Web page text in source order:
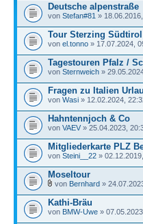
Deutsche alpenstraße
von Stefan#81 »
Tour Sterzing Südtirol
von el.tonno » 17.07.2024,
Tagestouren Pfalz /
von Sternweich »
Fragen zu Italien
von Wasi » 12.02.2024,
Hahntennjoch & Co
von VAEV » 25.04.2023,
Mitgliederkarte PLZ
von Steini__22 »
Moseltour
von Bernhard »
Kathi-Bräu
von BMW-Uwe »